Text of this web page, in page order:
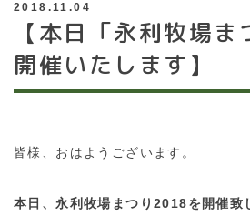
2018.11.04
【本日「永利牧場
開催いたします】
皆様、おはようございます。
本日、永利牧場まつり2018を開催致